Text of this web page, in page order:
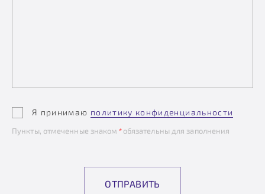
Я принимаю политику конфиденциальности
Пункты, отмеченные знаком *обязательны для заполнения
ОТПРАВИТЬ